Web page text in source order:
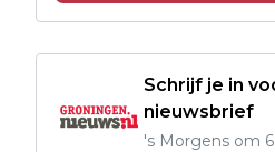
Schrijf je in
nieuwsbrief
's Morgens om